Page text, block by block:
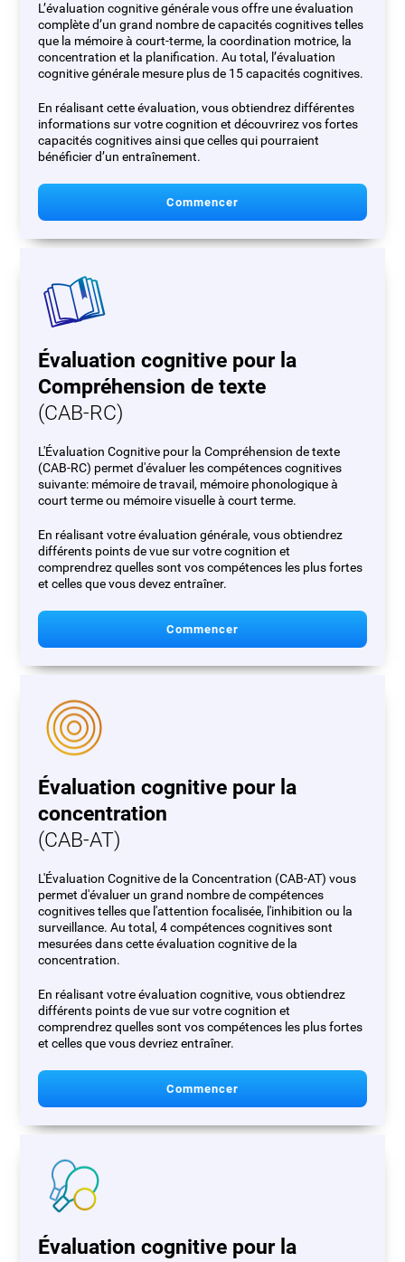
L’évaluation cognitive générale vous offre une évaluation
complète d’un grand nombre de capacités cognitives telles
que la mémoire à court-terme, la coordination motrice, la
concentration et la planification. Au total, l’évaluation
cognitive générale mesure plus de 15 capacités cognitives.
En réalisant cette évaluation, vous obtiendrez différentes
informations sur votre cognition et découvrirez vos fortes
capacités cognitives ainsi que celles qui pourraient
bénéficier d’un entraînement.
Commencer
Évaluation cognitive pour la
Compréhension de texte
(CAB-RC)
L'Évaluation Cognitive pour la Compréhension de texte
(CAB-RC) permet d'évaluer les compétences cognitives
suivante: mémoire de travail, mémoire phonologique à
court terme ou mémoire visuelle à court terme.
En réalisant votre évaluation générale, vous obtiendrez
différents points de vue sur votre cognition et
comprendrez quelles sont vos compétences les plus fortes
et celles que vous devez entraîner.
Commencer
Évaluation cognitive pour la
concentration
(CAB-AT)
L'Évaluation Cognitive de la Concentration (CAB-AT) vous
permet d'évaluer un grand nombre de compétences
cognitives telles que l'attention focalisée, l'inhibition ou la
surveillance. Au total, 4 compétences cognitives sont
mesurées dans cette évaluation cognitive de la
concentration.
En réalisant votre évaluation cognitive, vous obtiendrez
différents points de vue sur votre cognition et
comprendrez quelles sont vos compétences les plus fortes
et celles que vous devriez entraîner.
Commencer
Évaluation cognitive pour la